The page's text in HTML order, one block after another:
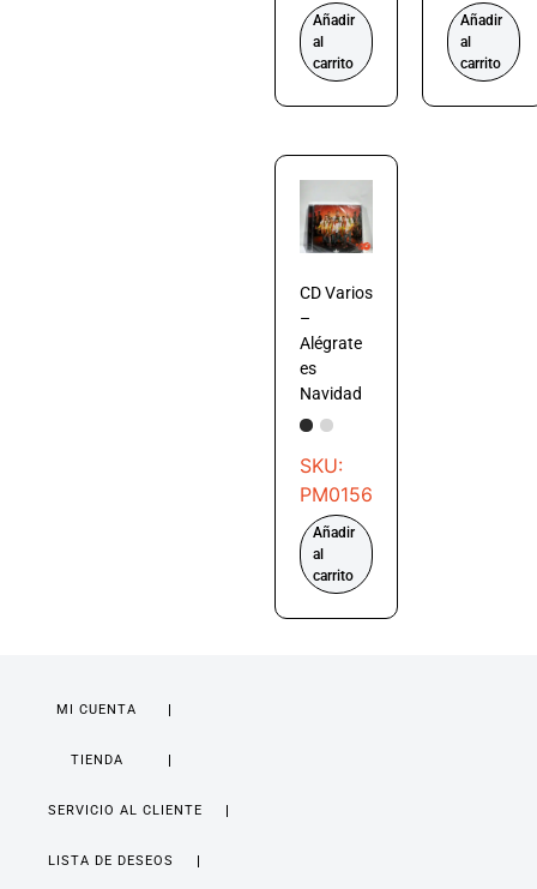
Añadir
al
carrito
Añadir
al
carrito
CD Varios
–
Alégrate
es
Navidad
SKU:
PM0156
Añadir
al
carrito
MI CUENTA
TIENDA
SERVICIO AL CLIENTE
LISTA DE DESEOS